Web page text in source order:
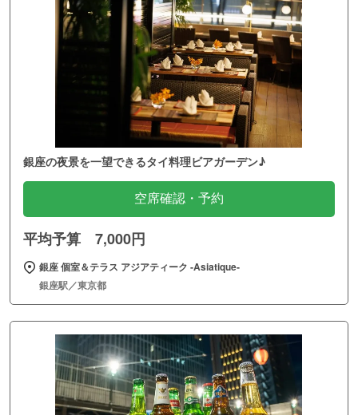
銀座の夜景を一望できるタイ料理ビアガーデン♪
空席確認・予約
平均予算 7,000円
銀座 個室＆テラス アジアティーク ‐Asiatique‐
銀座駅／東京都